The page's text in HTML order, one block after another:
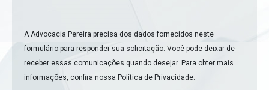
A Advocacia Pereira precisa dos dados fornecidos neste
formulário para responder sua solicitação. Você pode deixar de
receber essas comunicações quando desejar. Para obter mais
informações, confira nossa Política de Privacidade.